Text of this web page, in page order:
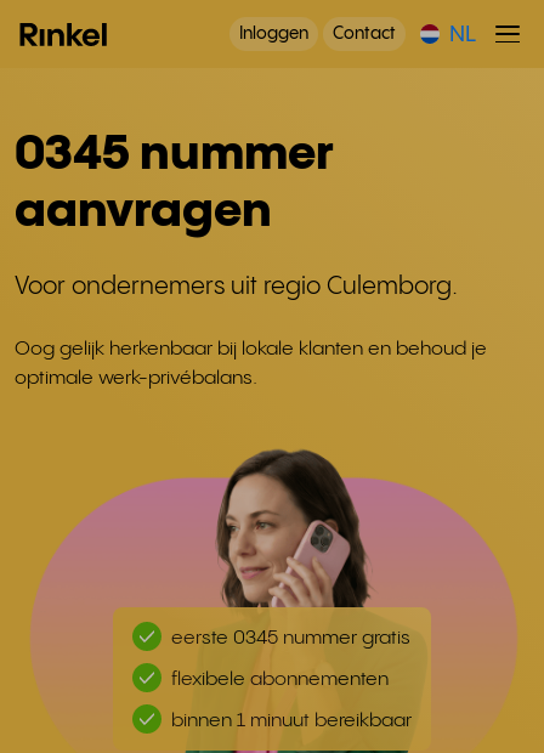
Inloggen Contact NL
0345 nummer
aanvragen
Voor ondernemers uit regio Culemborg.
Oog gelijk herkenbaar bij lokale klanten en behoud je
optimale werk-privébalans.
eerste 0345 nummer gratis
flexibele abonnementen
binnen 1 minuut bereikbaar